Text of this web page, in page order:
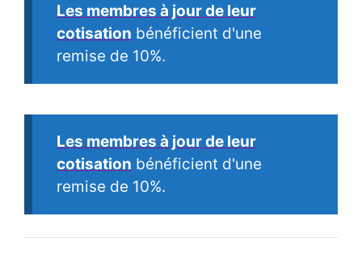
Obstacles
en
Miracles
Les membres à jour de leur
cotisation bénéficient d'une
remise de 10%.
Les membres à jour de leur
cotisation bénéficient d'une
remise de 10%.